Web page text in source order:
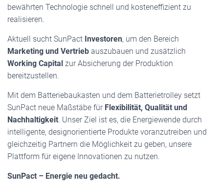
bewährten Technologie schnell und kosteneffizient zu
realisieren.
Aktuell sucht SunPact Investoren, um den Bereich
Marketing und Vertrieb auszubauen und zusätzlich
Working Capital zur Absicherung der Produktion
bereitzustellen.
Mit dem Batteriebaukasten und dem Batterietrolley setzt
SunPact neue Maßstäbe für Flexibilität, Qualität und
Nachhaltigkeit. Unser Ziel ist es, die Energiewende durch
intelligente, designorientierte Produkte voranzutreiben und
gleichzeitig Partnern die Möglichkeit zu geben, unsere
Plattform für eigene Innovationen zu nutzen.
SunPact – Energie neu gedacht.